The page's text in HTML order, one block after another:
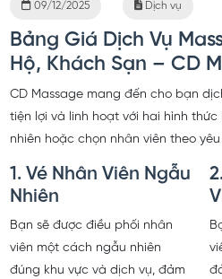
Bảng Giá Dịch Vụ
Hộ, Khách Sạn – CD
CD Massage mang đến cho bạn
tiện lợi và linh hoạt với hai hình thức
nhiên hoặc chọn nhân viên theo yêu
1. Vé Nhân Viên Ngẫu
Nhiên
Bạn sẽ được điều phối nhân
viên một cách ngẫu nhiên